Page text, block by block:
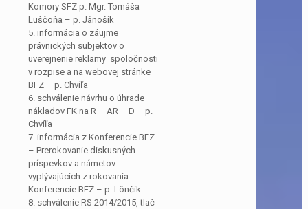
Komory SFZ p. Mgr. Tomáša
Luščoňa – p. Jánošík
5. informácia o záujme
právnických subjektov o
uverejnenie reklamy spoločnosti
v rozpise a na webovej stránke
BFZ – p. Chvíľa
6. schválenie návrhu o úhrade
nákladov FK na R – AR – D – p.
Chvíľa
7. informácia z Konferencie BFZ
– Prerokovanie diskusných
príspevkov a námetov
vyplývajúcich z rokovania
Konferencie BFZ – p. Lônčík
8. schválenie RS 2014/2015, tlač